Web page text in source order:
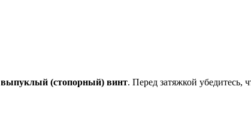
выпуклый (стопорный) винт. Перед затяжкой